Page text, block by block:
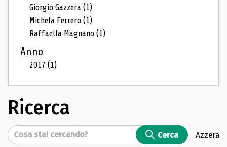
Giorgio Gazzera(1)
Michela Ferrero(1)
Raffaella Magnano(1)
Anno
2017(1)
Ricerca
Cerca Cerca Azzera